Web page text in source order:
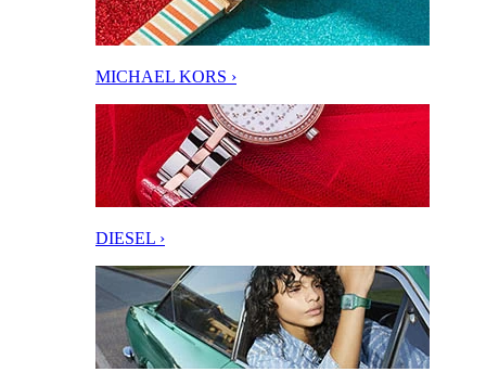
MICHAEL KORS ›
DIESEL ›